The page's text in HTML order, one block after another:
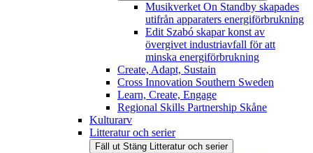
Musikverket On Standby skapades
utifrån apparaters energiförbrukning
Edit Szabó skapar konst av
övergivet industriavfall för att
minska energiförbrukning
Create, Adapt, Sustain
Cross Innovation Southern Sweden
Learn, Create, Engage
Regional Skills Partnership Skåne
Kulturarv
Litteratur och serier
Fäll ut Stäng Litteratur och serier